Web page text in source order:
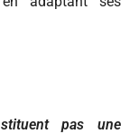
pas une